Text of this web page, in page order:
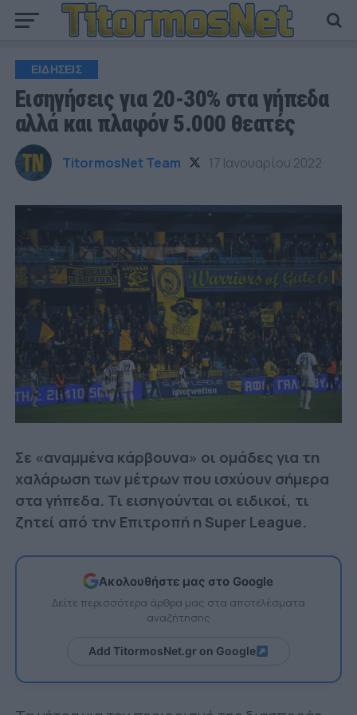
ΕΙΔΗΣΕΙΣ
Εισηγήσεις για 20-30% στα γήπεδα
αλλά και πλαφόν 5.000 θεατές
TitormosNet Team 17 Ιανουαρίου 2022
Σε «αναμμένα κάρβουνα» οι ομάδες για τη
χαλάρωση των μέτρων που ισχύουν σήμερα
στα γήπεδα. Τι εισηγούνται οι ειδικοί, τι
ζητεί από την Επιτροπή η Super League.
Ακολουθήστε μας στο Google
Δείτε περισσότερα άρθρα μας στα αποτελέσματα
αναζήτησης
Add TitormosNet.gr on Google